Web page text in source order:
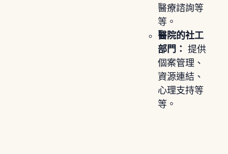
醫療諮詢等
等。
醫院的社工
部門： 提供
個案管理、
資源連結、
心理支持等
等。